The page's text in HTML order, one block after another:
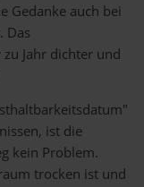
Gedanke auch bei
Das
Jahr dichter und
ist die
kein Problem.
trocken ist und